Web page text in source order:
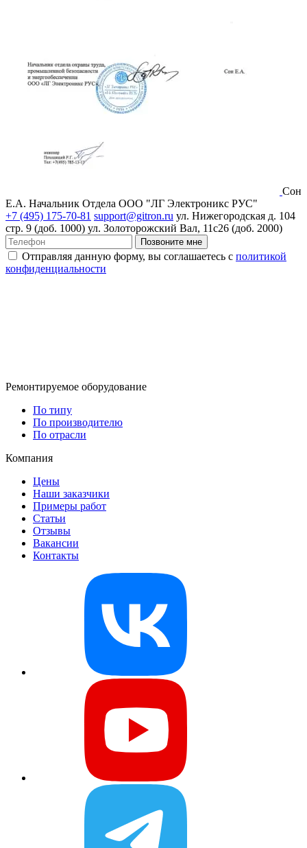
Сон
Е.А. Начальник Отдела ООО "ЛГ Электроникс РУС"
+7 (495) 175-70-81 support@gitron.ru ул. Нижегородская д. 104
стр. 9 (доб. 1000) ул. Золоторожский Вал, 11с26 (доб. 2000)
Позвоните мне
Отправляя данную форму, вы соглашаетесь с политикой
конфиденциальности
Ремонтируемое оборудование
По типу
По производителю
По отрасли
Компания
Цены
Наши заказчики
Примеры работ
Статьи
Отзывы
Вакансии
Контакты